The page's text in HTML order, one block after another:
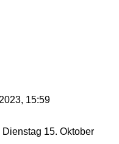
15:59
Dienstag 15. Oktober